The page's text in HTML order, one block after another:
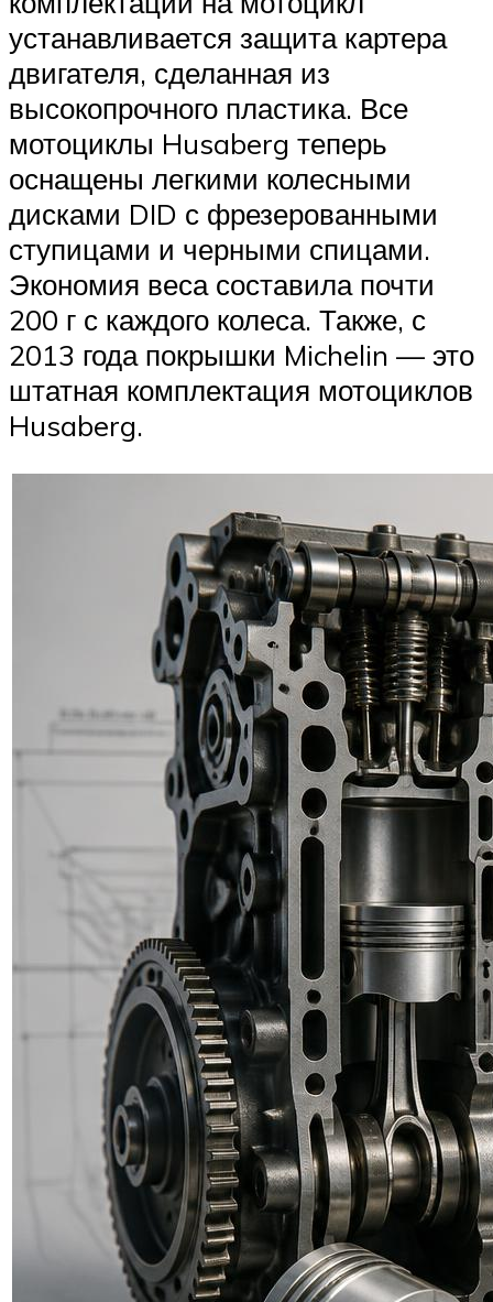
устанавливается защита картера
двигателя, сделанная из
высокопрочного пластика. Все
мотоциклы Husaberg теперь
оснащены легкими колесными
дисками DID с фрезерованными
ступицами и черными спицами.
Экономия веса составила почти
200 г с каждого колеса. Также, с
2013 года покрышки Michelin — это
штатная комплектация мотоциклов
Husaberg.